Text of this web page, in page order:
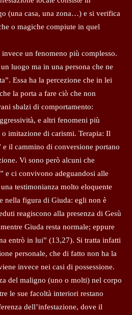
(una casa, una zona…) e si verifica
o magiche compiute in quel
invece un fenomeno più complesso.
luogo ma in una persona che ne
Essa ha la percezione che in lei
la porta a fare ciò che non
sbalzi di comportamento:
e altri fenomeni più
imitazione di carismi. Terapia: Il
e il cammino di conversione portano
Vi sono però alcuni che
e ci convivono adeguandosi alle
testimonianza molto eloquente
nella figura di Giuda: egli non è
reagiscono alla presenza di Gesù
Giuda resta normale; eppure
entrò in lui” (13,27). Si tratta infatti
personale, che di fatto non ha la
invece nei casi di possessione.
del maligno (uno o molti) nel corpo
le sue facoltà interiori restano
dell’infestazione, dove il